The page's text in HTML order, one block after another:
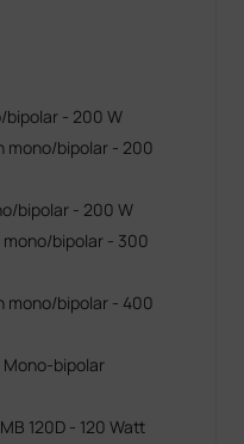
bipolar - 200 W
mono/bipolar - 200
bipolar - 200 W
bipolar - 300
mono/bipolar - 400
Mono-bipolar
120D - 120 Watt